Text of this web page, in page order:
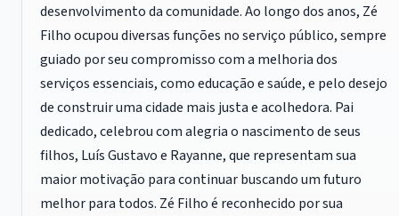
desenvolvimento da comunidade. Ao longo dos anos, Zé
Filho ocupou diversas funções no serviço público, sempre
guiado por seu compromisso com a melhoria dos
serviços essenciais, como educação e saúde, e pelo desejo
de construir uma cidade mais justa e acolhedora. Pai
dedicado, celebrou com alegria o nascimento de seus
filhos, Luís Gustavo e Rayanne, que representam sua
maior motivação para continuar buscando um futuro
melhor para todos. Zé Filho é reconhecido por sua